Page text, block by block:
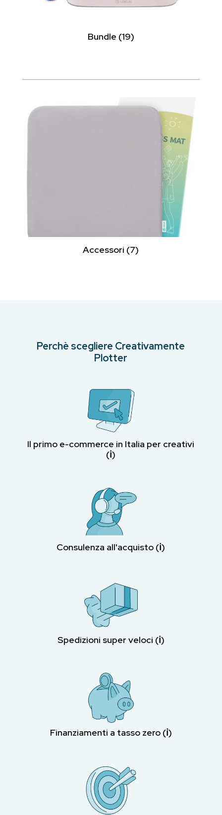
Bundle (19)
Accessori (7)
Perchè scegliere Creativamente
Plotter
Il primo e-commerce in Italia per creativi
(ℹ︎)
Consulenza all'acquisto (ℹ︎)
Spedizioni super veloci (ℹ︎)
Finanziamenti a tasso zero (ℹ︎)